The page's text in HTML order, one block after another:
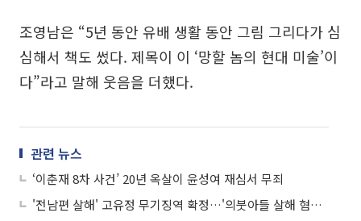
조영남은 “5년 동안 유배 생활 동안 그림 그리다가 심
심해서 책도 썼다. 제목이 이 ‘망할 놈의 현대 미술’이
다”라고 말해 웃음을 더했다.
관련 뉴스
‘이춘재 8차 사건’ 20년 옥살이 윤성여 재심서 무죄
'전남편 살해' 고유정 무기징역 확정…'의붓아들 살해 혐의'는 무죄